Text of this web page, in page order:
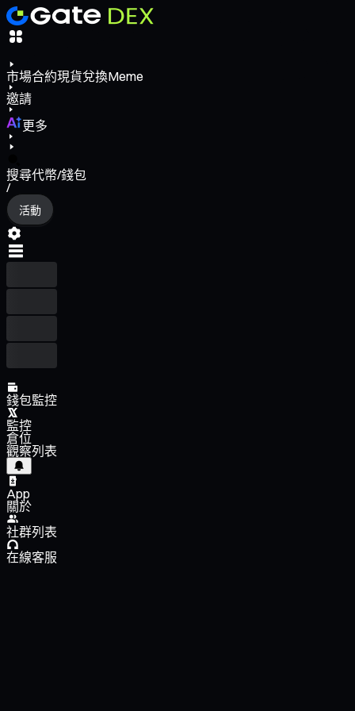
市場合約現貨兌換Meme
邀請
更多
搜尋代幣/錢包
/
活動
錢包監控
監控
倉位
觀察列表
App
關於
社群列表
在線客服